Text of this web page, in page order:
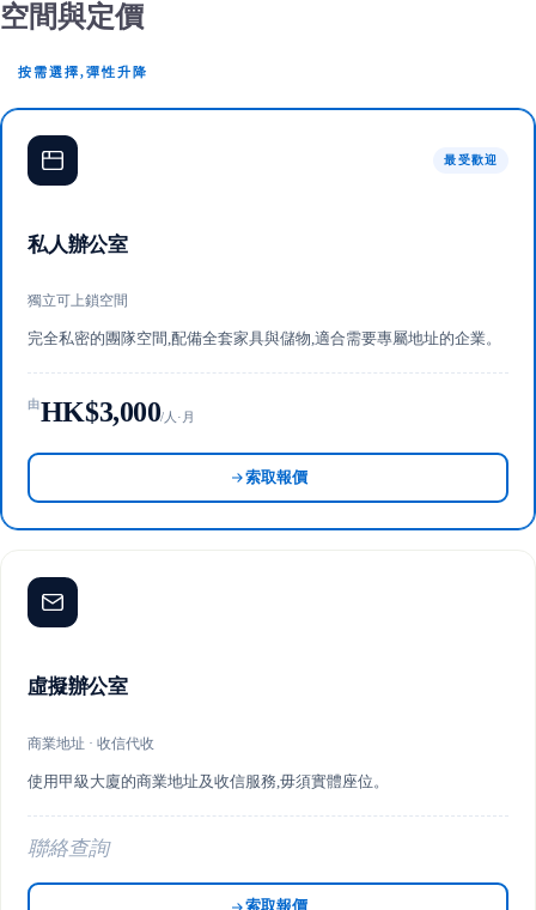
空間與定價
按需選擇,彈性升降
最受歡迎
私人辦公室
獨立可上鎖空間
完全私密的團隊空間,配備全套家具與儲物,適合需要專屬地址的企業。
由HK$3,000/人·月
索取報價
虛擬辦公室
商業地址 · 收信代收
使用甲級大廈的商業地址及收信服務,毋須實體座位。
聯絡查詢
索取報價